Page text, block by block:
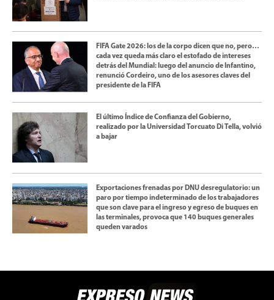
FIFA Gate 2026: los de la corpo dicen que no, pero…
cada vez queda más claro el estofado de intereses
detrás del Mundial: luego del anuncio de Infantino,
renunció Cordeiro, uno de los asesores claves del
presidente de la FIFA
El último Índice de Confianza del Gobierno,
realizado por la Universidad Torcuato Di Tella, volvió
a bajar
Exportaciones frenadas por DNU desregulatorio: un
paro por tiempo indeterminado de los trabajadores
que son clave para el ingreso y egreso de buques en
las terminales, provoca que 140 buques generales
queden varados